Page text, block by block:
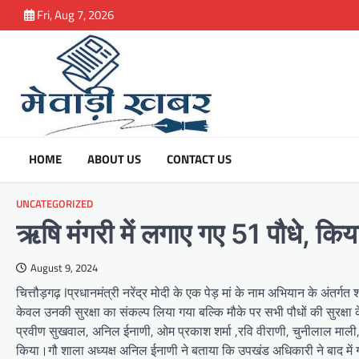
to
Fri, Aug 7, 2026
HOME ABOUT US CONTACT US
UNCATEGORIZED
ऋषि मंगरी में लगाए गए 51 पौधे,
August 9, 2024
चित्तौड़गढ़ lप्रधानमंत्री नरेंद्र मोदी के एक पेड़ मां के नाम अभियान के अंतर्गत
केवल उनकी सुरक्षा का संकल्प लिया गया बल्कि मौके पर सभी पौधों की
प्रवीण सुखवाल, अनिल ईनाणी, ओम प्रकाश शर्मा ,रवि वीराणी, चुनीलाल
किया।गौ शाला अध्यक्ष अनिल ईनाणी ने बताया कि उपखंड अधिकारी ने